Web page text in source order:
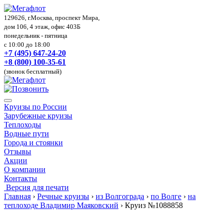
129626, г.Москва, проспект Мира,
дом 106, 4 этаж, офис 403Б
понедельник - пятница
с 10:00 до 18:00
+7 (495) 647-24-20
+8 (800) 100-35-61
(звонок бесплатный)
Круизы по России
Зарубежные круизы
Теплоходы
Водные пути
Города и стоянки
Отзывы
Акции
О компании
Контакты
Версия для печати
Главная › Речные круизы › из Волгограда › по Волге › на
теплоходе Владимир Маяковский › Круиз №1088858